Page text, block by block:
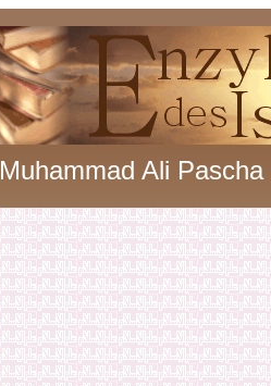
Muhammad Ali Pascha